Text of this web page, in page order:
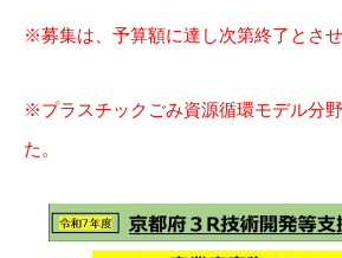
※募集は、予算額に達し次第終了とさせ
※プラスチックごみ資源循環モデル分
た